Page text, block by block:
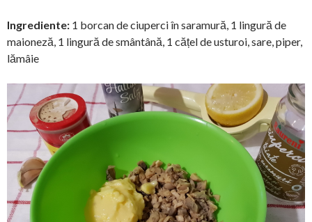
Ingrediente: 1 borcan de ciuperci în saramură, 1 lingură de
maioneză, 1 lingură de smântână, 1 cățel de usturoi, sare, piper,
lămâie